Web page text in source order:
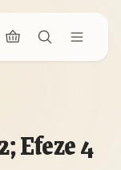
Efeze 4